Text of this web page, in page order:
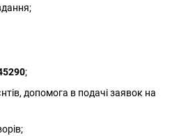
;
допомога в подачі заявок на